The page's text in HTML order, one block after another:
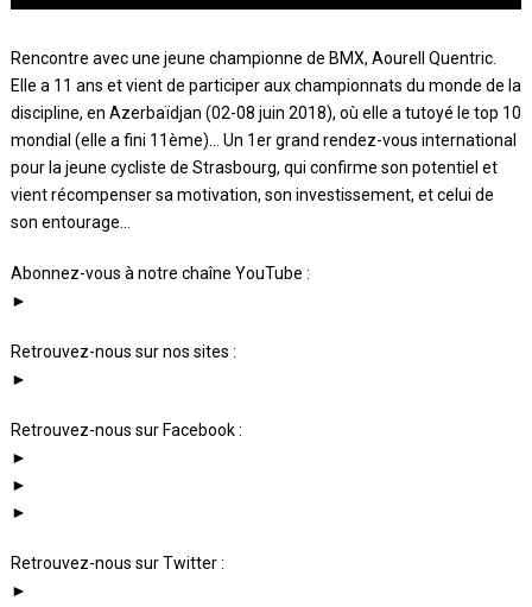
Rencontre avec une jeune championne de BMX, Aourell Quentric.
Elle a 11 ans et vient de participer aux championnats du monde de la
discipline, en Azerbaïdjan (02-08 juin 2018), où elle a tutoyé le top 10
mondial (elle a fini 11ème)… Un 1er grand rendez-vous international
pour la jeune cycliste de Strasbourg, qui confirme son potentiel et
vient récompenser sa motivation, son investissement, et celui de
son entourage…
Abonnez-vous à notre chaîne YouTube :
►
Retrouvez-nous sur nos sites :
►
Retrouvez-nous sur Facebook :
►
►
►
Retrouvez-nous sur Twitter :
►